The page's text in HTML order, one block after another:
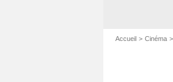
Accueil Cinéma